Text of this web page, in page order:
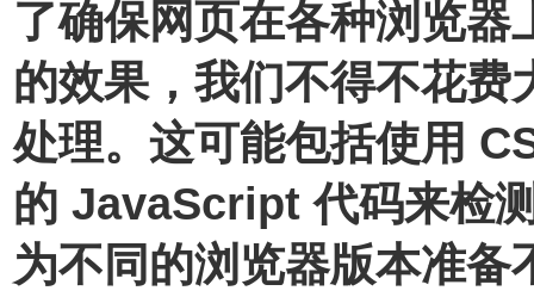
了确保网页在各种浏览器
的效果，我们不得不花
处理。这可能包括使用
的 JavaScript 代码来检
为不同的浏览器版本准备